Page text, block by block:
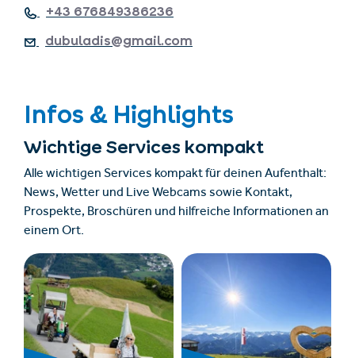
+43 676849386236
dubuladis@gmail.com
Infos & Highlights
Wichtige Services kompakt
Alle wichtigen Services kompakt für deinen Aufenthalt:
News, Wetter und Live Webcams sowie Kontakt,
Prospekte, Broschüren und hilfreiche Informationen an
einem Ort.